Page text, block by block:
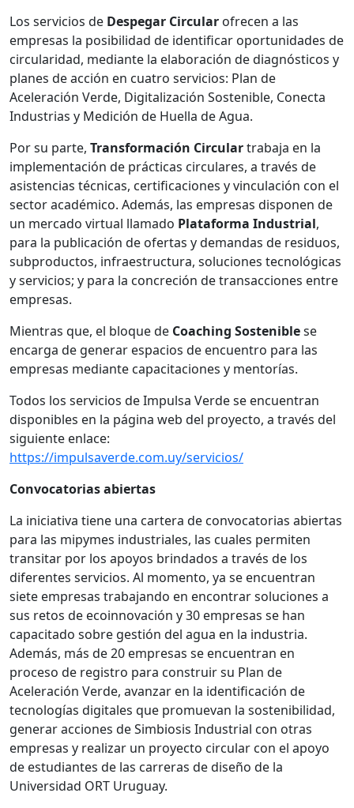
Los servicios de Despegar Circular ofrecen a las
empresas la posibilidad de identificar oportunidades de
circularidad, mediante la elaboración de diagnósticos y
planes de acción en cuatro servicios: Plan de
Aceleración Verde, Digitalización Sostenible, Conecta
Industrias y Medición de Huella de Agua.
Por su parte, Transformación Circulartrabaja en la
implementación de prácticas circulares, a través de
asistencias técnicas, certificaciones y vinculación con el
sector académico. Además, las empresas disponen de
un mercado virtual llamado Plataforma Industrial,
para la publicación de ofertas y demandas de residuos,
subproductos, infraestructura, soluciones tecnológicas
y servicios; y para la concreción de transacciones entre
empresas.
Mientras que, el bloque de Coaching Sosteniblese
encarga de generar espacios de encuentro para las
empresas mediante capacitaciones y mentorías.
Todos los servicios de Impulsa Verde se encuentran
disponibles en la página web del proyecto, a través del
siguiente enlace:
https://impulsaverde.com.uy/servicios/
Convocatorias abiertas
La iniciativa tiene una cartera de convocatorias abiertas
para las mipymes industriales, las cuales permiten
transitar por los apoyos brindados a través de los
diferentes servicios. Al momento, ya se encuentran
siete empresas trabajando en encontrar soluciones a
sus retos de ecoinnovación y 30 empresas se han
capacitado sobre gestión del agua en la industria.
Además, más de 20 empresas se encuentran en
proceso de registro para construir su Plan de
Aceleración Verde, avanzar en la identificación de
tecnologías digitales que promuevan la sostenibilidad,
generar acciones de Simbiosis Industrial con otras
empresas y realizar un proyecto circular con el apoyo
de estudiantes de las carreras de diseño de la
Universidad ORT Uruguay.